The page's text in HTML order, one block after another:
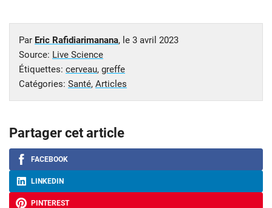
Par Eric Rafidiarimanana, le 3 avril 2023
Source: Live Science
Étiquettes: cerveau, greffe
Catégories: Santé, Articles
Partager cet article
FACEBOOK
LINKEDIN
PINTEREST